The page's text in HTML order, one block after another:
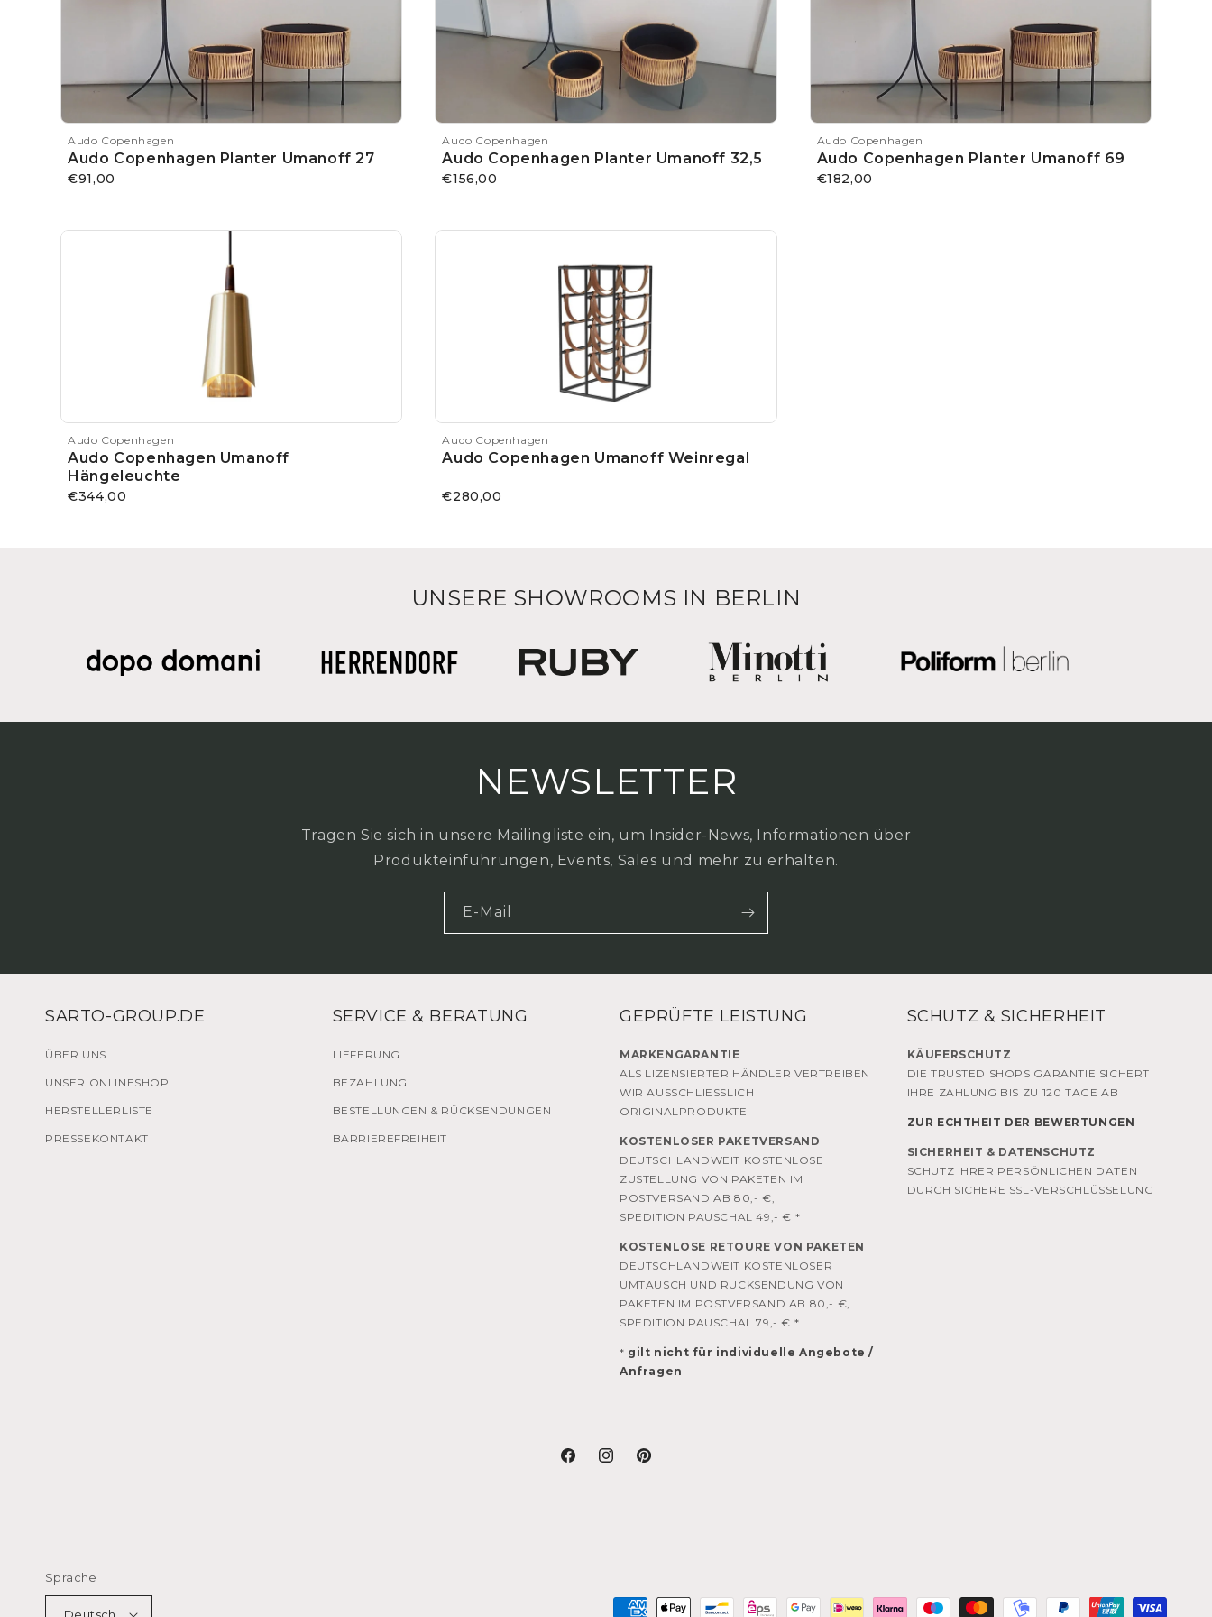
Audo Copenhagen
Audo Copenhagen Planter Umanoff 27
€91,00
Audo Copenhagen
Audo Copenhagen Planter Umanoff 32,5
€156,00
Audo Copenhagen
Audo Copenhagen Planter Umanoff 69
€182,00
Audo Copenhagen
Audo Copenhagen Umanoff
Hängeleuchte
€344,00
Audo Copenhagen
Audo Copenhagen Umanoff Weinregal
€280,00
UNSERE SHOWROOMS IN BERLIN
NEWSLETTER
Tragen Sie sich in unsere Mailingliste ein, um Insider-News, Informationen über
Produkteinführungen, Events, Sales und mehr zu erhalten.
E-Mail
SARTO-GROUP.DE
ÜBER UNS
UNSER ONLINESHOP
HERSTELLERLISTE
PRESSEKONTAKT
SERVICE & BERATUNG
LIEFERUNG
BEZAHLUNG
BESTELLUNGEN & RÜCKSENDUNGEN
BARRIEREFREIHEIT
GEPRÜFTE LEISTUNG
MARKENGARANTIE
ALS LIZENSIERTER HÄNDLER VERTREIBEN
WIR AUSSCHLIESSLICH
ORIGINALPRODUKTE
KOSTENLOSER PAKETVERSAND
DEUTSCHLANDWEIT KOSTENLOSE
ZUSTELLUNG VON PAKETEN IM
POSTVERSAND AB 80,- €,
SPEDITION PAUSCHAL 49,- € *
KOSTENLOSE RETOURE VON PAKETEN
DEUTSCHLANDWEIT KOSTENLOSER
UMTAUSCH UND RÜCKSENDUNG VON
PAKETEN IM POSTVERSAND AB 80,- €,
SPEDITION PAUSCHAL 79,- € *
* gilt nicht für individuelle Angebote /
Anfragen
SCHUTZ & SICHERHEIT
KÄUFERSCHUTZ
DIE TRUSTED SHOPS GARANTIE SICHERT
IHRE ZAHLUNG BIS ZU 120 TAGE AB
ZUR ECHTHEIT DER BEWERTUNGEN
SICHERHEIT & DATENSCHUTZ
SCHUTZ IHRER PERSÖNLICHEN DATEN
DURCH SICHERE SSL-VERSCHLÜSSELUNG
FacebookInstagramPinterest
Sprache
Deutsch
Zahlungsmethoden